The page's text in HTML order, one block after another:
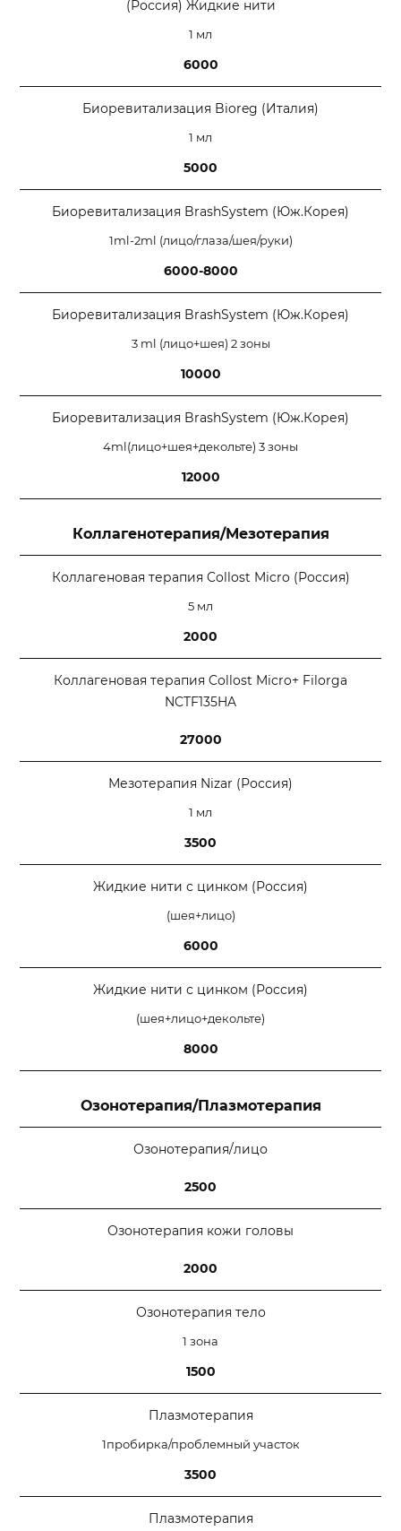
(Россия) Жидкие нити
1 мл
6000
Биоревитализация Bioreg (Италия)
1 мл
5000
Биоревитализация BrashSystem (Юж.Корея)
1ml-2ml (лицо/глаза/шея/руки)
6000-8000
Биоревитализация BrashSystem (Юж.Корея)
3 ml (лицо+шея) 2 зоны
10000
Биоревитализация BrashSystem (Юж.Корея)
4ml(лицо+шея+декольте) 3 зоны
12000
Коллагенотерапия/Мезотерапия
Коллагеновая терапия Collost Micro (Россия)
5 мл
2000
Коллагеновая терапия Collost Micro+ Filorga
NCTF135HA
27000
Мезотерапия Nizar (Россия)
1 мл
3500
Жидкие нити с цинком (Россия)
(шея+лицо)
6000
Жидкие нити с цинком (Россия)
(шея+лицо+декольте)
8000
Озонотерапия/Плазмотерапия
Озонотерапия/лицо
2500
Озонотерапия кожи головы
2000
Озонотерапия тело
1 зона
1500
Плазмотерапия
1пробирка/проблемный участок
3500
Плазмотерапия